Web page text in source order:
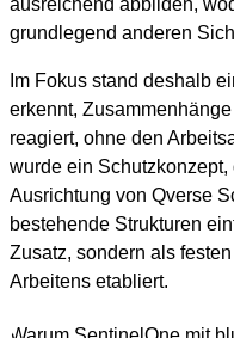
ausreichend abbilden,
grundlegend anderen
Im Fokus stand deshalb
erkennt,
reagiert, ohne den
wurde ein
Ausrichtung von Qverse
bestehende Strukturen
Zusatz, sondern als
Arbeitens etabliert.